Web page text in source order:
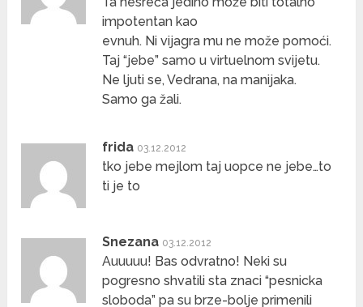
impotentan kao
evnuh. Ni vijagra mu ne može pomoći.
Taj “jebe” samo u virtuelnom svijetu.
Ne ljuti se, Vedrana, na manijaka.
Samo ga žali.
frida 03.12.2012
tko jebe mejlom taj uopce ne jebe…to
ti je to
Snezana 03.12.2012
Auuuuu! Bas odvratno! Neki su
pogresno shvatili sta znaci “pesnicka
sloboda” pa su brze-bolje primenili